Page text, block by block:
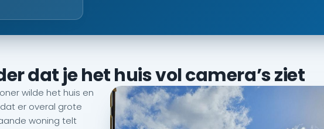
dat je het huis vol camera’s ziet
wilde het huis en
er overal grote
woning telt